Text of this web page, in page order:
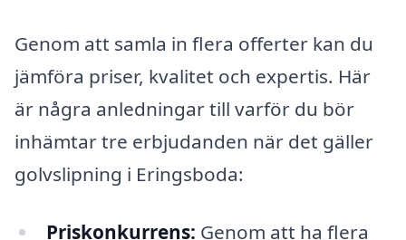
Genom att samla in flera offerter kan du
jämföra priser, kvalitet och expertis. Här
är några anledningar till varför du bör
inhämtar tre erbjudanden när det gäller
golvslipning i Eringsboda:
Priskonkurrens: Genom att ha flera